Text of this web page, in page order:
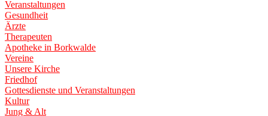
Veranstaltungen
Gesundheit
Ärzte
Therapeuten
Apotheke in Borkwalde
Vereine
Unsere Kirche
Friedhof
Gottesdienste und Veranstaltungen
Kultur
Jung & Alt